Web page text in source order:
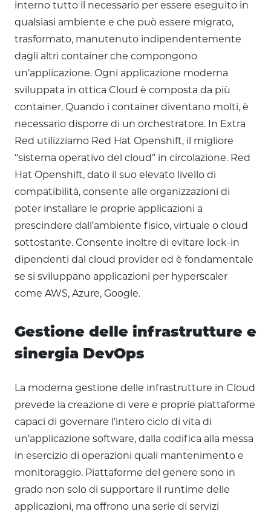
interno tutto il necessario per essere eseguito in
qualsiasi ambiente e che può essere migrato,
trasformato, manutenuto indipendentemente
dagli altri container che compongono
un’applicazione. Ogni applicazione moderna
sviluppata in ottica Cloud è composta da più
container. Quando i container diventano molti, è
necessario disporre di un orchestratore. In Extra
Red utilizziamo Red Hat Openshift, il migliore
“sistema operativo del cloud” in circolazione. Red
Hat Openshift, dato il suo elevato livello di
compatibilità, consente alle organizzazioni di
poter installare le proprie applicazioni a
prescindere dall’ambiente fisico, virtuale o cloud
sottostante. Consente inoltre di evitare lock-in
dipendenti dal cloud provider ed è fondamentale
se si sviluppano applicazioni per hyperscaler
come AWS, Azure, Google.
Gestione delle infrastrutture e
sinergia DevOps
La moderna gestione delle infrastrutture in Cloud
prevede la creazione di vere e proprie piattaforme
capaci di governare l’intero ciclo di vita di
un’applicazione software, dalla codifica alla messa
in esercizio di operazioni quali mantenimento e
monitoraggio. Piattaforme del genere sono in
grado non solo di supportare il runtime delle
applicazioni, ma offrono una serie di servizi